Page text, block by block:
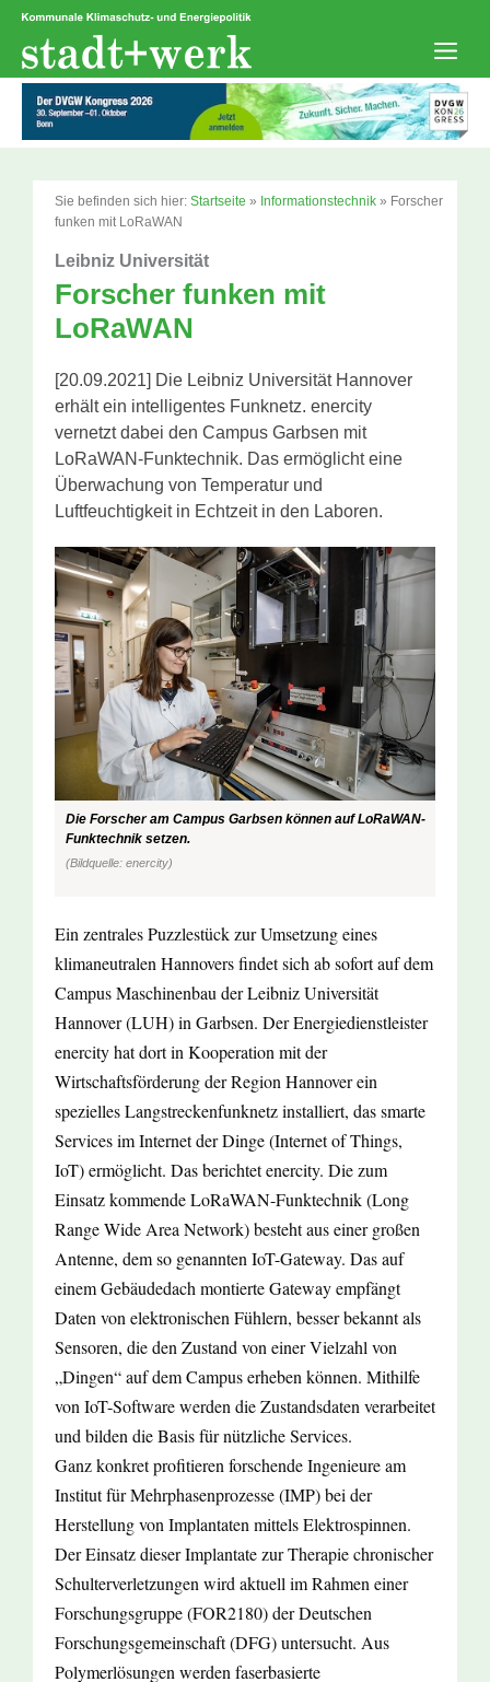
Zum
springen
Sie befinden sich hier: Startseite » Informationstechnik » Forscher
funken mit LoRaWAN
Leibniz Universität
Forscher funken mit
LoRaWAN
[20.09.2021] Die Leibniz Universität Hannover
erhält ein intelligentes Funknetz. enercity
vernetzt dabei den Campus Garbsen mit
LoRaWAN-Funktechnik. Das ermöglicht eine
Überwachung von Temperatur und
Luftfeuchtigkeit in Echtzeit in den Laboren.
Die Forscher am Campus Garbsen können auf LoRaWAN-
Funktechnik setzen.
(Bildquelle: enercity)
Ein zentrales Puzzlestück zur Umsetzung eines
klimaneutralen Hannovers findet sich ab sofort auf dem
Campus Maschinenbau der Leibniz Universität
Hannover (LUH) in Garbsen. Der Energiedienstleister
enercity hat dort in Kooperation mit der
Wirtschaftsförderung der Region Hannover ein
spezielles Langstreckenfunknetz installiert, das smarte
Services im Internet der Dinge (Internet of Things,
IoT) ermöglicht. Das berichtet enercity. Die zum
Einsatz kommende LoRaWAN-Funktechnik (Long
Range Wide Area Network) besteht aus einer großen
Antenne, dem so genannten IoT-Gateway. Das auf
einem Gebäudedach montierte Gateway empfängt
Daten von elektronischen Fühlern, besser bekannt als
Sensoren, die den Zustand von einer Vielzahl von
„Dingen“ auf dem Campus erheben können. Mithilfe
von IoT-Software werden die Zustandsdaten verarbeitet
und bilden die Basis für nützliche Services.
Ganz konkret profitieren forschende Ingenieure am
Institut für Mehrphasenprozesse (IMP) bei der
Herstellung von Implantaten mittels Elektrospinnen.
Der Einsatz dieser Implantate zur Therapie chronischer
Schulterverletzungen wird aktuell im Rahmen einer
Forschungsgruppe (FOR2180) der Deutschen
Forschungsgemeinschaft (DFG) untersucht. Aus
Polymerlösungen werden faserbasierte